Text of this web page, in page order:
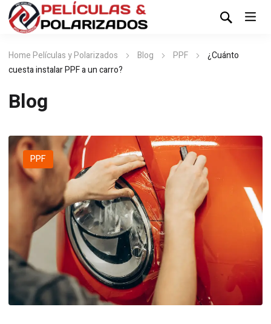
Home Películas y Polarizados Blog PPF
¿Cuánto
cuesta instalar PPF a un carro?
Blog
PPF